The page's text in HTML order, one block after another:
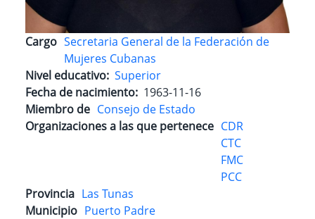
Cargo Secretaria General de la Federación de
Mujeres Cubanas
Nivel educativo Superior
Fecha de nacimiento 1963-11-16
Miembro de Consejo de Estado
Organizaciones a las que pertenece CDR
CTC
FMC
PCC
Provincia Las Tunas
Municipio Puerto Padre